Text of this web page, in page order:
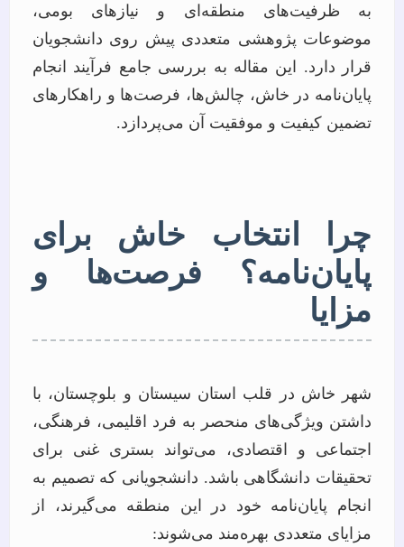
به ظرفیت‌های منطقه‌ای و نیازهای بومی،
موضوعات پژوهشی متعددی پیش روی دانشجویان
قرار دارد. این مقاله به بررسی جامع فرآیند انجام
پایان‌نامه در خاش، چالش‌ها، فرصت‌ها و راهکارهای
تضمین کیفیت و موفقیت آن می‌پردازد.
چرا انتخاب خاش برای
پایان‌نامه؟ فرصت‌ها و
مزایا
شهر خاش در قلب استان سیستان و بلوچستان، با
داشتن ویژگی‌های منحصر به فرد اقلیمی، فرهنگی،
اجتماعی و اقتصادی، می‌تواند بستری غنی برای
تحقیقات دانشگاهی باشد. دانشجویانی که تصمیم به
انجام پایان‌نامه خود در این منطقه می‌گیرند، از
مزایای متعددی بهره‌مند می‌شوند: